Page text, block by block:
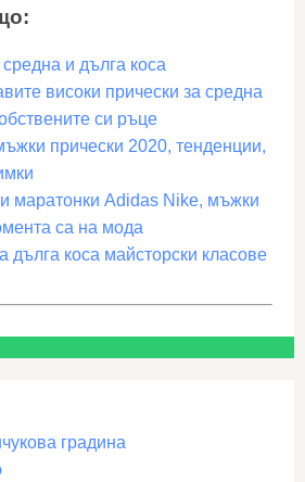
и дълга коса
високи прически за средна
си ръце
прически 2020, тенденции,
маратонки Adidas Nike, мъжки
са на мода
дълга коса майсторски класове
градина